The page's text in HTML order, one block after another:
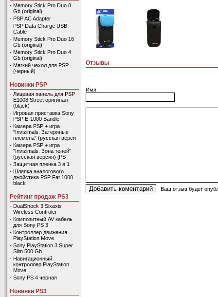
- Memory Stick Pro Duo 8
Gb (original)
- PSP AC Adapter
- PSP Data Charge USB
Cable
- Memory Stick Pro Duo 16
Gb (original)
- Memory Stick Pro Duo 4
Gb (original)
- Мягкий чехол для PSP
(черный)
Новинки PSP
- Лицевая панель для PSP
E1008 Street оригинал
(black)
- Игровая приставка Sony
PSP E-1000 Bandle
- Камера PSP + игра
"Invizimals. Затеряные
племена" (русская верси
- Камера PSP + игра
"Invizimals. Зона теней"
(русская версия) [PS
- Защитная пленка 3 в 1
- Шляпка аналогового
джойстика PSP Fat 1000
black
Рейтинг продаж PS3
- DualShock 3 Sixaxis
Wireless Controler
- Композитный AV кабель
для Sony PS 3
- Контроллер движения
PlayStation Move
- Sony PlayStation 3 Super
Slim 500 Gb
- Навигационный
контроллер PlayStation
Move
- Sony PS 4 черная
Новинки PS3
Отзывы
Имя:
Ваш отзыв будет